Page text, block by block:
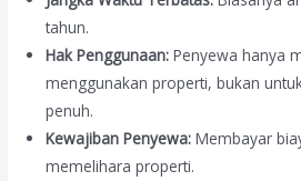
tahun.
Hak Penggunaan: Penyewa hanya
menggunakan properti, bukan
penuh.
Kewajiban Penyewa: Membayar
memelihara properti.